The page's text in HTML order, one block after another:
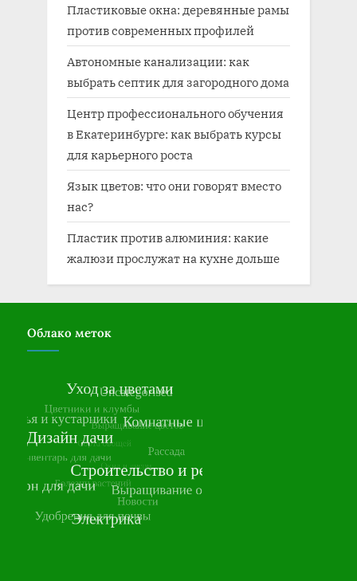
Пластиковые окна: деревянные рамы
против современных профилей
Автономные канализации: как
выбрать септик для загородного дома
Центр профессионального обучения
в Екатеринбурге: как выбрать курсы
для карьерного роста
Язык цветов: что они говорят вместо
нас?
Пластик против алюминия: какие
жалюзи прослужат на кухне дольше
Облако меток